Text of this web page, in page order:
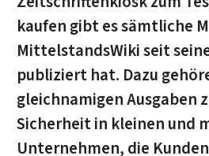
kaufen gibt es sämtliche
MittelstandsWiki seit
publiziert hat. Dazu
gleichnamigen Ausgaben
Sicherheit in kleinen und
Unternehmen, die